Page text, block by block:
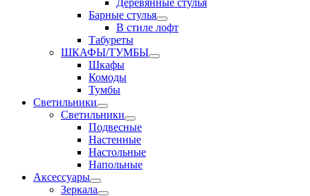
Деревянные стулья
Барные стулья
В стиле лофт
Табуреты
ШКАФЫ/ТУМБЫ
Шкафы
Комоды
Тумбы
Светильники
Светильники
Подвесные
Настенные
Настольные
Напольные
Аксессуары
Зеркала